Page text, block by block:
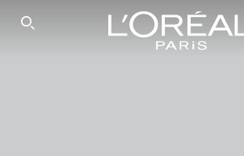
SEARCH THIS SITE